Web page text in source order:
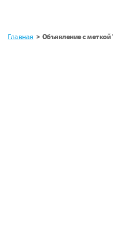
Главная Объявление с